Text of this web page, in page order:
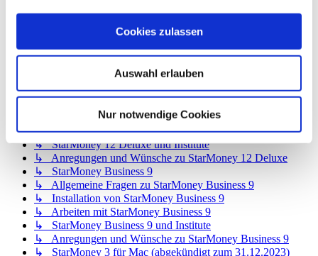
Cookies zulassen
Auswahl erlauben
Nur notwendige Cookies
↳ Installation von StarMoney 12 Basic
↳ Bedienung von StarMoney 12 Basic
↳ Anregungen und Wünsche zu StarMoney 12 Basic
↳ StarMoney 12 Deluxe
↳ Installation von StarMoney 12 Deluxe
↳ Bedienung von StarMoney 12 Deluxe
↳ StarMoney 12 Deluxe und Institute
↳ Anregungen und Wünsche zu StarMoney 12 Deluxe
↳ StarMoney Business 9
↳ Allgemeine Fragen zu StarMoney Business 9
↳ Installation von StarMoney Business 9
↳ Arbeiten mit StarMoney Business 9
↳ StarMoney Business 9 und Institute
↳ Anregungen und Wünsche zu StarMoney Business 9
↳ StarMoney 3 für Mac (abgekündigt zum 31.12.2023)